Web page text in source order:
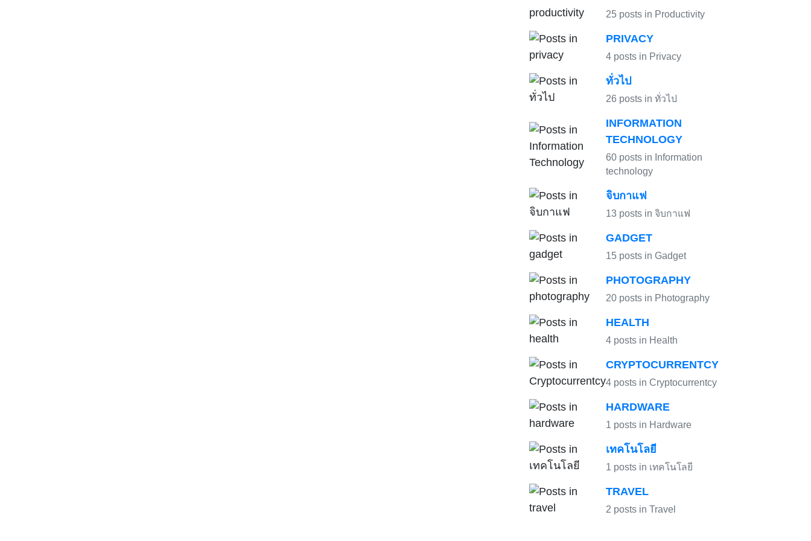
25 posts in Productivity
PRIVACY
4 posts in Privacy
ทั่วไป
26 posts in ทั่วไป
INFORMATION
TECHNOLOGY
60 posts in Information
technology
จิบกาแฟ
13 posts in จิบกาแฟ
GADGET
15 posts in Gadget
PHOTOGRAPHY
20 posts in Photography
HEALTH
4 posts in Health
CRYPTOCURRENTCY
4 posts in Cryptocurrentcy
HARDWARE
1 posts in Hardware
เทคโนโลยี
1 posts in เทคโนโลยี
TRAVEL
2 posts in Travel